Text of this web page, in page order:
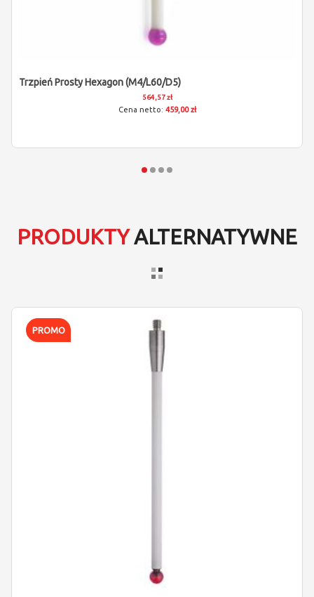
Trzpień Prosty Hexagon (M4/L60/D5)
564,57 zł
459,00 zł
PRODUKTYALTERNATYWNE
PROMO